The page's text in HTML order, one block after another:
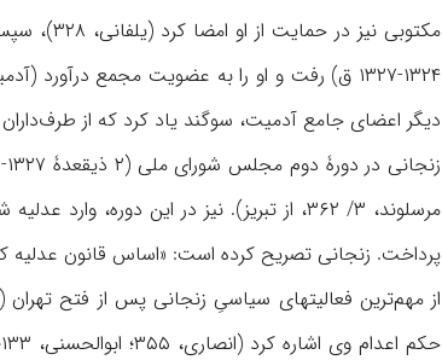
مکتوبی
دیگر اعضای جامع آدمیت، سوگند یاد کرد که از طرف‌داران مشروطه بـاشد (همو، ۱/ ۶۶۹-۶۷۰؛
زنجانی در دورۀ دوم مجلس شورای ملی (۲ ذیقعدۀ ۱۳۲۷- ۳ محرم ۱۳۳۰) به نمایندگی از سوی مردم زنجان به مجلس راه یافت (
مرسلوند، ۳/ ۳۶۲، از تبریز). نیز در این
پرداخت. زنجانی تصریح کرده است: «اساس قانون عدلیه كه